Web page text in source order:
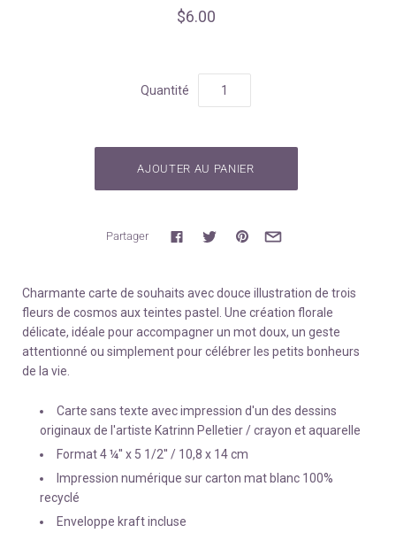
$6.00
Quantité
Partager
Charmante carte de souhaits avec douce illustration de trois
fleurs de cosmos aux teintes pastel. Une création florale
délicate, idéale pour accompagner un mot doux, un geste
attentionné ou simplement pour célébrer les petits bonheurs
de la vie.
Carte sans texte avec impression d'un des dessins
originaux de l'artiste Katrinn Pelletier / crayon et aquarelle
Format 4 ¼'' x 5 1/2'' / 10,8 x 14 cm
Impression numérique sur carton mat blanc 100%
recyclé
Enveloppe kraft incluse